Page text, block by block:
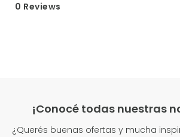
0 Reviews
¡Conocé todas nuestras
¿Querés buenas ofertas y mucha